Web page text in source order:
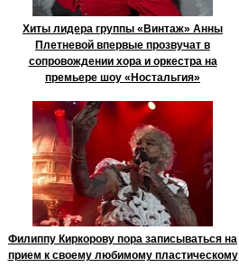
Хиты лидера группы «Винтаж» Анны
Плетневой впервые прозвучат в
сопровождении хора и оркестра на
премьере шоу «Ностальгия»
Филиппу Киркорову пора записываться на
прием к своему любимому пластическому